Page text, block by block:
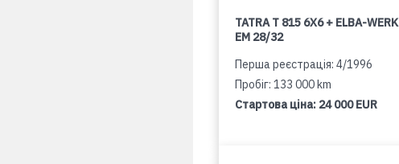
TATRA T 815 6X6 + ELBA-WERK
EM 28/32
Перша реєстрація: 4/1996
Пробіг: 133 000 km
Стартова ціна: 24 000 EUR